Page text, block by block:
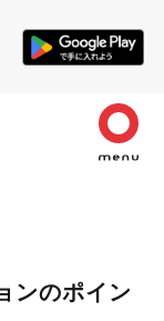
ンのポイン